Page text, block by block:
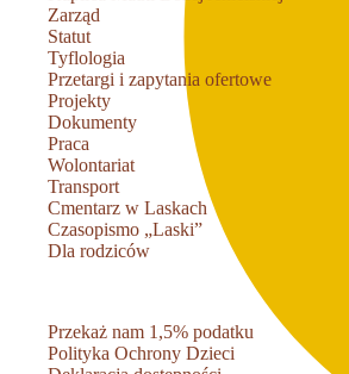
Zarząd
Statut
Tyflologia
Przetargi i zapytania ofertowe
Projekty
Dokumenty
Praca
Wolontariat
Transport
Cmentarz w Laskach
Czasopismo „Laski”
Dla rodziców
Przekaż nam 1,5% podatku
Polityka Ochrony Dzieci